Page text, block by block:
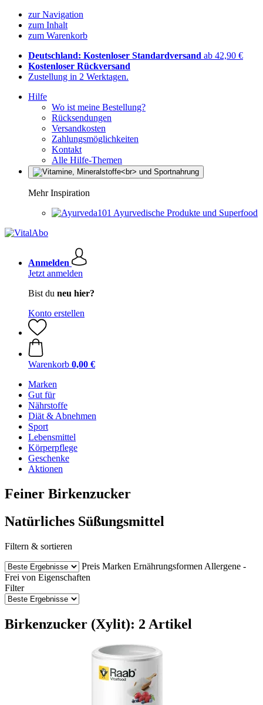
zur Navigation
zum Inhalt
zum Warenkorb
Deutschland: Kostenloser Standardversand ab 42,90 €
Kostenloser Rückversand
Zustellung in 2 Werktagen.
Hilfe
Wo ist meine Bestellung?
Rücksendungen
Versandkosten
Zahlungsmöglichkeiten
Kontakt
Alle Hilfe-Themen
Mehr Inspiration
Ayurvedische Produkte und Superfood
Anmelden
Jetzt anmelden
Bist du neu hier?
Konto erstellen
Warenkorb 0,00 €
Marken
Gut für
Nährstoffe
Diät & Abnehmen
Sport
Lebensmittel
Körperpflege
Geschenke
Aktionen
Feiner Birkenzucker
Natürliches Süßungsmittel
Filtern & sortieren
Preis Marken Ernährungsformen Allergene -
Frei von Eigenschaften
Filter
Birkenzucker (Xylit): 2 Artikel